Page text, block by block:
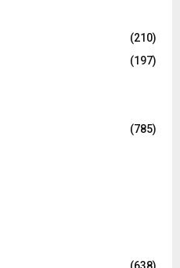
(210)
(197)
(785)